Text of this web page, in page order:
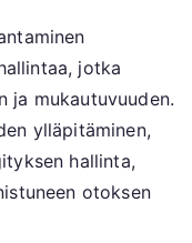
jotka
ja mukautuvuuden.
ylläpitäminen,
hallinta,
otoksen